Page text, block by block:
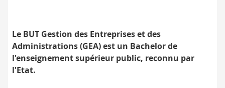
l'État
Le BUT Gestion des Entreprises et des
Administrations (GEA) est un Bachelor de
l'enseignement supérieur public, reconnu par
l'Etat.